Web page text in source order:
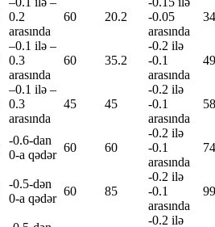
0.2
arasında
60 20.2
-0.05
arasında
–0.1 ilə –
0.3
arasında
60 35.2
-0.2 ilə
-0.1
arasında
–0.1 ilə –
0.3
arasında
45 45
-0.2 ilə
-0.1
arasında
58
-0.6-dan
0-a qədər
60 60
-0.2 ilə
-0.1
arasında
74
-0.5-dən
0-a qədər
60 85
-0.2 ilə
-0.1
arasında
99
-0.2 ilə